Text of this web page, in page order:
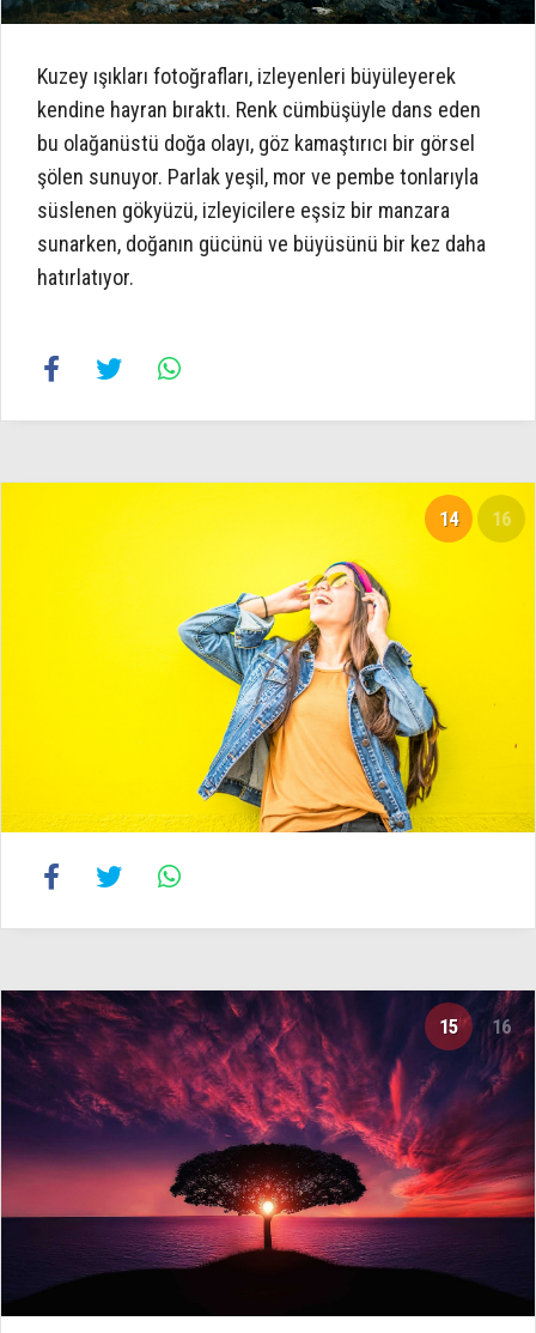
Kuzey ışıkları fotoğrafları, izleyenleri büyüleyerek
kendine hayran bıraktı. Renk cümbüşüyle dans eden
bu olağanüstü doğa olayı, göz kamaştırıcı bir görsel
şölen sunuyor. Parlak yeşil, mor ve pembe tonlarıyla
süslenen gökyüzü, izleyicilere eşsiz bir manzara
sunarken, doğanın gücünü ve büyüsünü bir kez daha
hatırlatıyor.
14 16
15 16